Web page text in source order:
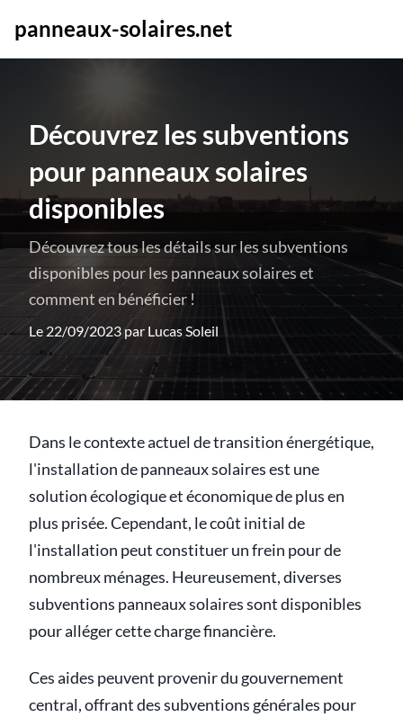
panneaux-solaires.net
Découvrez les subventions
pour panneaux solaires
disponibles
Découvrez tous les détails sur les subventions
disponibles pour les panneaux solaires et
comment en bénéficier !
Le 22/09/2023 par Lucas Soleil
Dans le contexte actuel de transition énergétique,
l'installation de panneaux solaires est une
solution écologique et économique de plus en
plus prisée. Cependant, le coût initial de
l'installation peut constituer un frein pour de
nombreux ménages. Heureusement, diverses
subventions panneaux solaires sont disponibles
pour alléger cette charge financière.
Ces aides peuvent provenir du gouvernement
central, offrant des subventions générales pour